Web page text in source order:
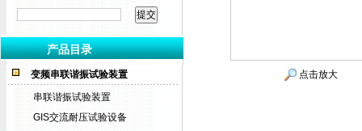
产品目录
变频串联谐振试验装置
串联谐振试验装置
GIS交流耐压试验设备
点击放大